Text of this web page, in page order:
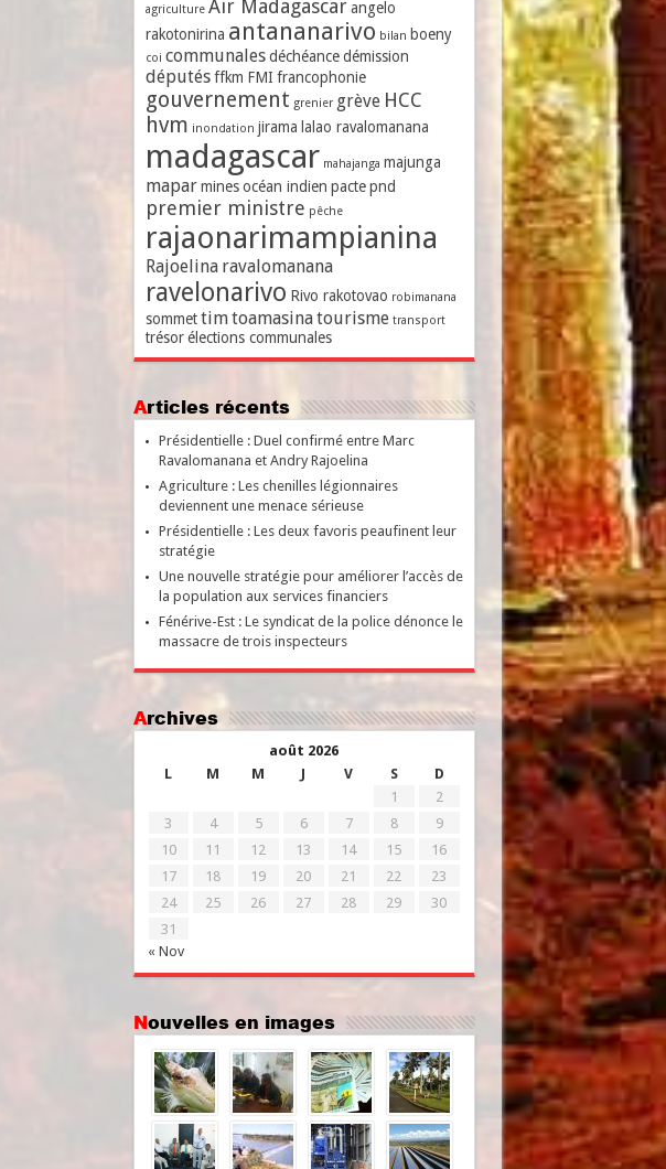
agriculture Air Madagascar angelo
rakotonirina antananarivo bilan boeny
coi communales déchéance démission
députés ffkm FMI francophonie
gouvernement grenier grève HCC
hvm inondation jirama lalao ravalomanana
madagascar mahajanga majunga
mapar mines océan indien pacte pnd
premier ministre pêche
rajaonarimampianina
Rajoelina ravalomanana
ravelonarivo Rivo rakotovao robimanana
sommet timtoamasinatourisme transport
trésor élections communales
Articles récents
Présidentielle : Duel confirmé entre Marc
Ravalomanana et Andry Rajoelina
Agriculture : Les chenilles légionnaires
deviennent une menace sérieuse
Présidentielle : Les deux favoris peaufinent leur
stratégie
Une nouvelle stratégie pour améliorer l’accès de
la population aux services financiers
Fénérive-Est : Le syndicat de la police dénonce le
massacre de trois inspecteurs
Archives
août 2026
L
M M J V S D
« Nov
1
2
3
4 5 6 7 8
9
10
11 12 13 14 15
16
17
18 19 20 21 22
23
24
25 26 27 28 29
30
31
Nouvelles en images